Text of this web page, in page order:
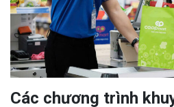
Các chương trình